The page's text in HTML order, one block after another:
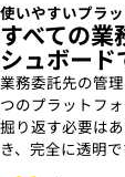
使いやすいプラ
すべての業
シュボード
業務委託先の管
つのプラットフ
掘り返す必要は
き、完全に透明で